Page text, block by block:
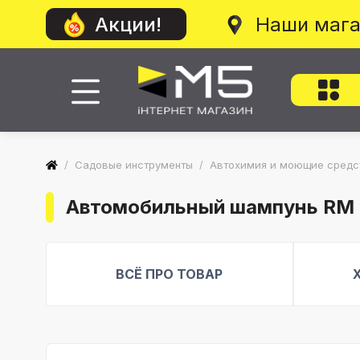
Акции! Наши
/ Садовые инструменты / Автохимия и моющие
Автомобильный шампунь
ВСЁ ПРО ТОВАР